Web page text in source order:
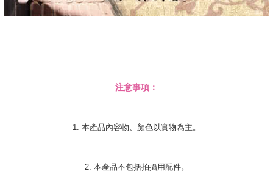
注意事項：
1. 本產品內容物、顏色以實物為主。
2. 本產品不包括拍攝用配件。